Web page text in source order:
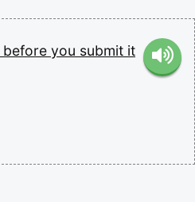
before you submit it